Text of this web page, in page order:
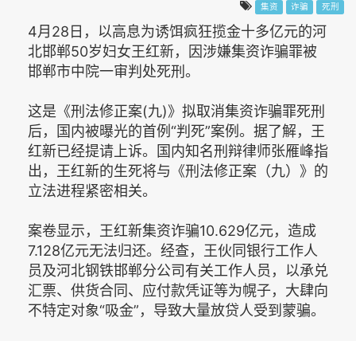
集资 诈骗 死刑
4月28日，以高息为诱饵疯狂揽金十多亿元的河
北邯郸50岁妇女王红新，因涉嫌集资诈骗罪被
邯郸市中院一审判处死刑。
这是《刑法修正案(九)》拟取消集资诈骗罪死刑
后，国内被曝光的首例“判死”案例。据了解，王
红新已经提请上诉。国内知名刑辩律师张雁峰指
出，王红新的生死将与《刑法修正案（九）》的
立法进程紧密相关。
案卷显示，王红新集资诈骗10.629亿元，造成
7.128亿元无法归还。经查，王伙同银行工作人
员及河北钢铁邯郸分公司有关工作人员，以承兑
汇票、供货合同、应付款凭证等为幌子，大肆向
不特定对象“吸金”，导致大量放贷人受到蒙骗。